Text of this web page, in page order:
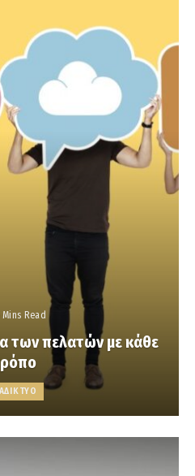
Mins Read
των πελατών με κάθε